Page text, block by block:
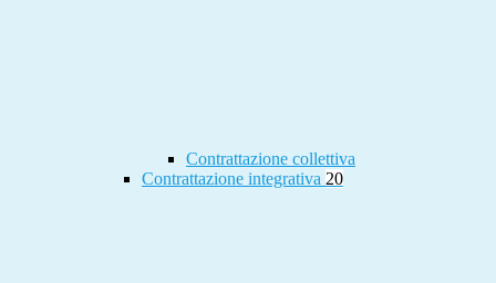
Contrattazione collettiva
Contrattazione integrativa 20